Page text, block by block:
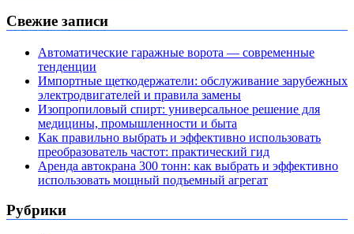
Свежие записи
Автоматические гаражные ворота — современные
тенденции
Импортные щеткодержатели: обслуживание зарубежных
электродвигателей и правила замены
Изопропиловый спирт: универсальное решение для
медицины, промышленности и быта
Как правильно выбрать и эффективно использовать
преобразователь частот: практический гид
Аренда автокрана 300 тонн: как выбрать и эффективно
использовать мощный подъемный агрегат
Рубрики